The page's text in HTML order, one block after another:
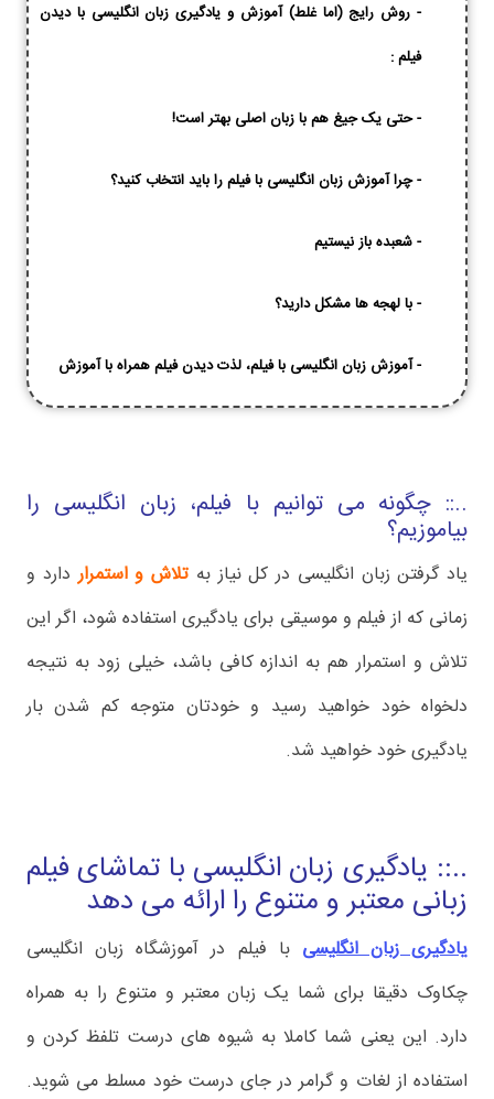
- روش رایج (اما غلط) آموزش و یادگیری زبان انگلیسی با دیدن
فیلم :
-حتی یک جیغ هم با زبان اصلی بهتر است!
-چرا آموزش زبان انگلیسی با فیلم را باید انتخاب کنید؟
-شعبده باز نیستیم
-با لهجه ها مشکل دارید؟
-آموزش زبان انگلیسی با فیلم، لذت دیدن فیلم همراه با آموزش
..:: چگونه می توانیم با فیلم، زبان انگلیسی را
بیاموزیم؟
یاد گرفتن زبان انگلیسی در کل نیاز به تلاش و استمراردارد و
زمانی که از فیلم و موسیقی برای یادگیری استفاده شود، اگر این
تلاش و استمرار هم به اندازه کافی باشد، خیلی زود به نتیجه
دلخواه خود خواهید رسید و خودتان متوجه کم شدن بار
یادگیری خود خواهید شد.
..:: یادگیری زبان انگلیسی با تماشای فیلم
زبانی معتبر و متنوع را ارائه می دهد
یادگیری زبان انگلیسی با فیلم در آموزشگاه زبان انگلیسی
چکاوک دقیقا برای شما یک زبان معتبر و متنوع را به همراه
دارد. این یعنی شما کاملا به شیوه های درست تلفظ کردن و
استفاده از لغات و گرامر در جای درست خود مسلط می شوید.